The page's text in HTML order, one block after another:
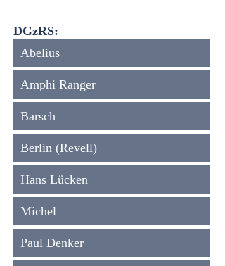
DGzRS:
Abelius
Amphi Ranger
Barsch
Berlin (Revell)
Hans Lücken
Michel
Paul Denker